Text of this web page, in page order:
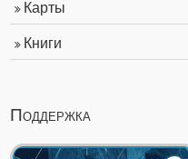
Карты
Книги
Поддержка